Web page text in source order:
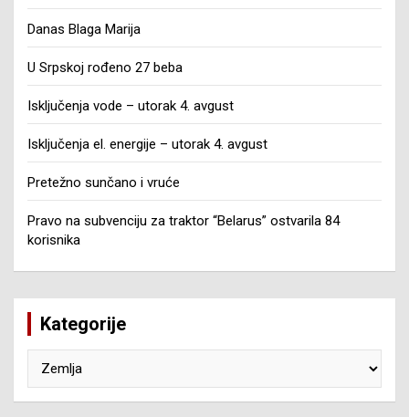
Danas Blaga Marija
U Srpskoj rođeno 27 beba
Isključenja vode – utorak 4. avgust
Isključenja el. energije – utorak 4. avgust
Pretežno sunčano i vruće
Pravo na subvenciju za traktor “Belarus” ostvarila 84
korisnika
Kategorije